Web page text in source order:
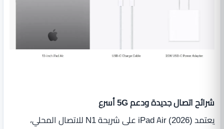
شرائح اتصال جديدة ودعم 5G أسرع
يعتمد iPad Air (2026) على شريحة N1 للاتصال المحلي،